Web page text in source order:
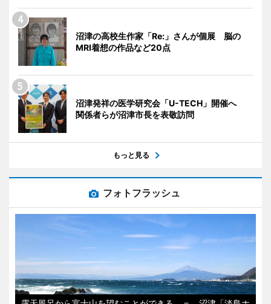
沼津の高校生作家「Re:」さんが個展 脳の
MRI着想の作品など20点
沼津発祥の医学研究会「U-TECH」開催へ
関係者らが沼津市長を表敬訪問
もっと見る
フォトフラッシュ